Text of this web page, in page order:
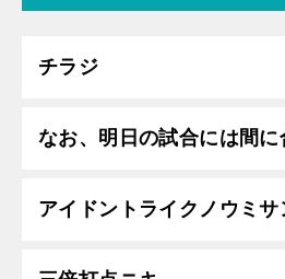
チラジ
なお、明日の試合には間に
アイドントライクノウミサ